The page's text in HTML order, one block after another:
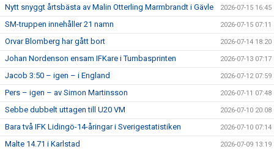
Nytt snyggt årtsbästa av Malin Otterling Marmbrandt i Gävle 2026-07-15 16:45
SM-truppen innehåller 21 namn 2026-07-15 07:11
Orvar Blomberg har gått bort 2026-07-14 18:20
Johan Nordenson ensam IFKare i Tumbasprinten 2026-07-13 07:17
Jacob 3:50 – igen – i England 2026-07-12 07:59
Pers – igen – av Simon Martinsson 2026-07-11 07:48
Sebbe dubbelt uttagen till U20 VM 2026-07-10 20:08
Bara två IFK Lidingö-14-åringar i Sverigestatistiken 2026-07-10 07:14
Malte 14.71 i Karlstad 2026-07-09 13:19